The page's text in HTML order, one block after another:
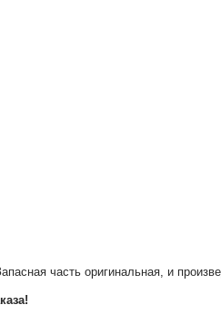
часть оригинальная, и